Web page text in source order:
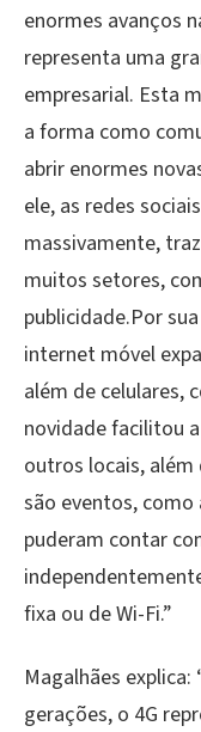
enormes avanços
representa uma
empresarial. Esta
a forma como
abrir enormes
ele, as redes
massivamente,
muitos setores,
publicidade.Por
internet móvel
além de celulares,
novidade facilitou
outros locais,
são eventos, como
puderam contar
fixa ou de Wi-Fi.”
Magalhães
gerações, o 4G